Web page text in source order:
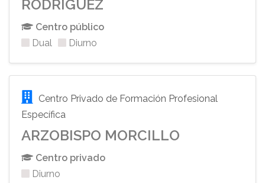
RODRIGUEZ
Centro público
Dual
Diurno
Centro Privado de Formación Profesional
Específica
ARZOBISPO MORCILLO
Centro privado
Diurno